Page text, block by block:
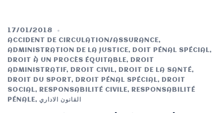
17/01/2018
ACCIDENT DE CIRCULATION/ASSURANCE,
ADMINISTRATION DE LA JUSTICE, DOIT PÉNAL SPÉCIAL,
DROIT À UN PROCÈS ÉQUITABLE,
DROIT
ADMINISTRATIF, DROIT CIVIL, DROIT DE LA SANTÉ,
DROIT DU SPORT, DROIT PÉNAL SPÉCIAL,
DROIT
SOCIAL, RESPONSABILITÉ CIVILE,
RESPONSABILITÉ
PÉNALE, القانون الاداري